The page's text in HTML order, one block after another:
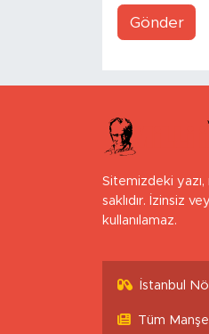
Gönder
Sitemizdeki yazı,
saklıdır. İzinsiz
kullanılamaz.
İstanbul
Tüm